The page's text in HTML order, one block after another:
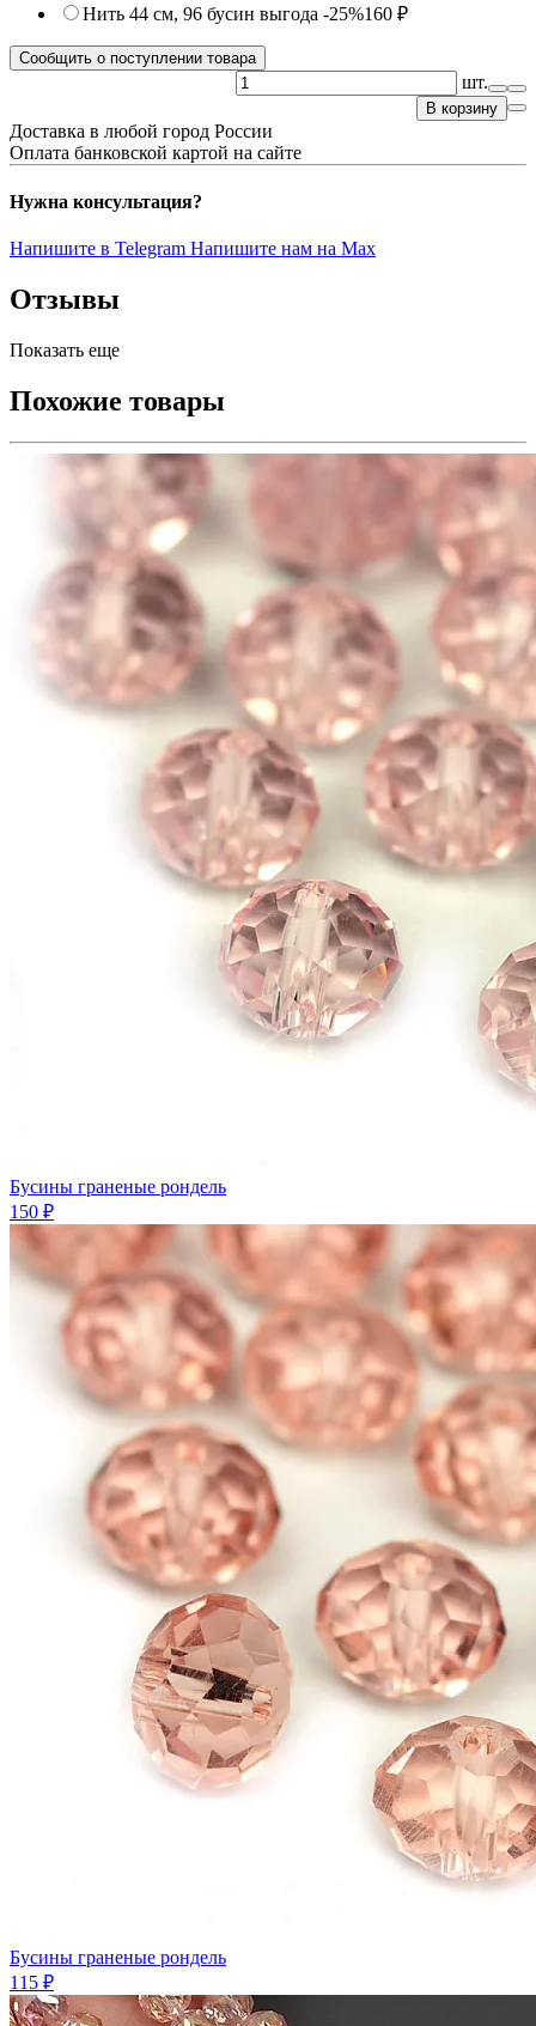
Нить 44 см, 96 бусин выгода -25%160 ₽
Сообщить о поступлении товара
шт.
В корзину
Доставка в любой город России
Оплата банковской картой на сайте
Нужна консультация?
Напишите в Telegram Напишите нам на Max
Отзывы
Показать еще
Похожие товары
Бусины граненые рондель
150 ₽
Бусины граненые рондель
115 ₽